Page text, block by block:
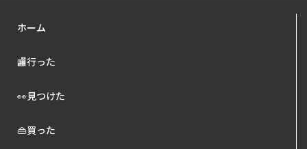
ホーム
🏬行った
👀見つけた
👜買った